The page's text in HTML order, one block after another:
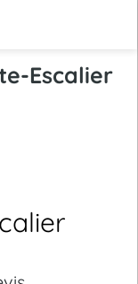
Escalier